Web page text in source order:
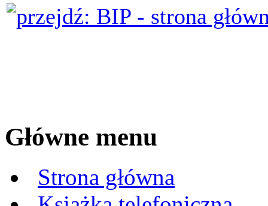
Główne menu
Strona główna